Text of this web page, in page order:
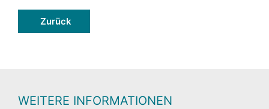
Zurück
WEITERE INFORMATIONEN